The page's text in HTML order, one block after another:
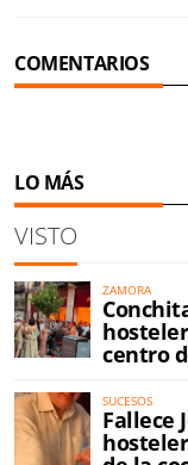
COMENTARIOS
LO MÁS
VISTO
ZAMORA
centro
SUCESOS
Fallece